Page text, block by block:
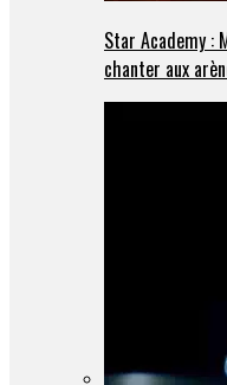
Star Academy :
chanter aux